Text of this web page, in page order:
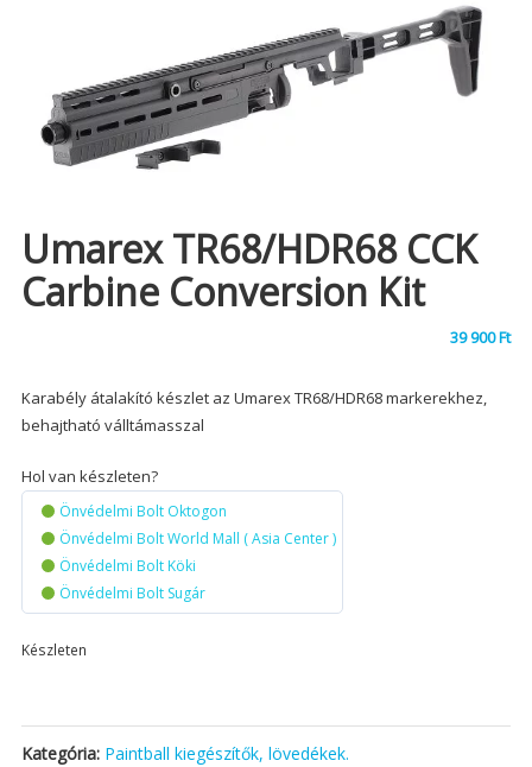
Umarex TR68/HDR68 CCK
Carbine Conversion Kit
39 900Ft
Karabély átalakító készlet az Umarex TR68/HDR68 markerekhez,
behajtható válltámasszal
Hol van készleten?
Önvédelmi Bolt Oktogon
Önvédelmi Bolt World Mall ( Asia Center )
Önvédelmi Bolt Köki
Önvédelmi Bolt Sugár
Készleten
Kategória: Paintball kiegészítők, lövedékek.